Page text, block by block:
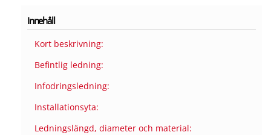
Innehåll
Kort beskrivning:
Befintlig ledning:
Infodringsledning:
Installationsyta:
Ledningslängd, diameter och material: